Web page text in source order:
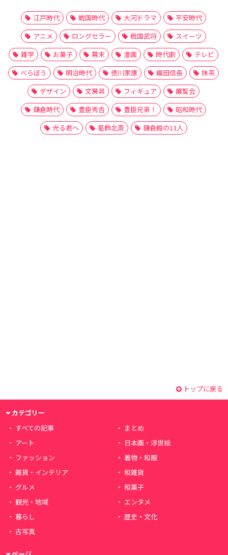
江戸時代 戦国時代 大河ドラマ
平安時代
アニメ
ロングセラー 戦国武将
スイーツ
雑学
お菓子 幕末 漫画 時代劇
テレビ
べらぼう
明治時代 徳川家康 織田信長
抹茶
デザイン
文房具 フィギュア
展覧会
鎌倉時代
豊臣秀吉 豊臣兄弟！
昭和時代
光る君へ
葛飾北斎 鎌倉殿の13人
トップに戻る
カテゴリー
すべての記事
まとめ
アート
日本画・浮世絵
ファッション
着物・和服
雑貨・インテリア
和雑貨
グルメ
和菓子
観光・地域
エンタメ
暮らし
歴史・文化
古写真